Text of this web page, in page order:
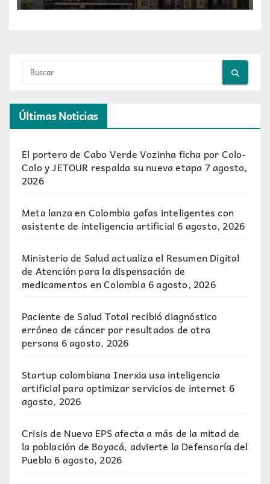
Últimas Noticias
El portero de Cabo Verde Vozinha ficha por Colo-
Colo y JETOUR respalda su nueva etapa7 agosto,
2026
Meta lanza en Colombia gafas inteligentes con
asistente de inteligencia artificial 6 agosto, 2026
Ministerio de Salud actualiza el Resumen Digital
de Atención para la dispensación de
medicamentos en Colombia6 agosto, 2026
Paciente de Salud Total recibió diagnóstico
erróneo de cáncer por resultados de otra
persona6 agosto, 2026
Startup colombiana Inerxia usa inteligencia
artificial para optimizar servicios de internet 6
agosto, 2026
Crisis de Nueva EPS afecta a más de la mitad de
la población de Boyacá, advierte la Defensoría del
Pueblo6 agosto, 2026